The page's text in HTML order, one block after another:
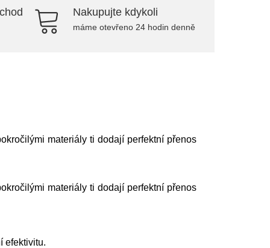
Nakupujte kdykoli
máme otevřeno 24 hodin denně
materiály ti dodají perfektní přenos
materiály ti dodají perfektní přenos
efektivitu.